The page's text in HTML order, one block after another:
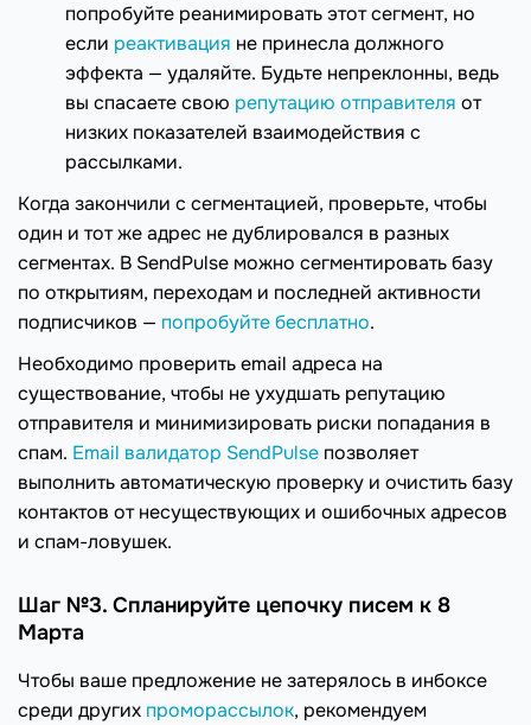
попробуйте реанимировать этот сегмент, но
если реактивация не принесла должного
эффекта — удаляйте. Будьте непреклонны, ведь
вы спасаете свою репутацию отправителя от
низких показателей взаимодействия с
рассылками.
Когда закончили с сегментацией, проверьте, чтобы
один и тот же адрес не дублировался в разных
сегментах. В SendPulse можно сегментировать базу
по открытиям, переходам и последней активности
подписчиков — попробуйте бесплатно.
Необходимо проверить email адреса на
существование, чтобы не ухудшать репутацию
отправителя и минимизировать риски попадания в
спам. Email валидатор SendPulse позволяет
выполнить автоматическую проверку и очистить базу
контактов от несуществующих и ошибочных адресов
и спам-ловушек.
Шаг №3. Спланируйте цепочку писем к 8
Марта
Чтобы ваше предложение не затерялось в инбоксе
среди других проморассылок, рекомендуем